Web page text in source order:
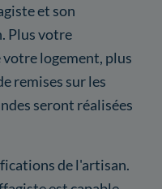
et son
Plus votre
votre logement, plus
remises sur les
seront réalisées
de l'artisan.